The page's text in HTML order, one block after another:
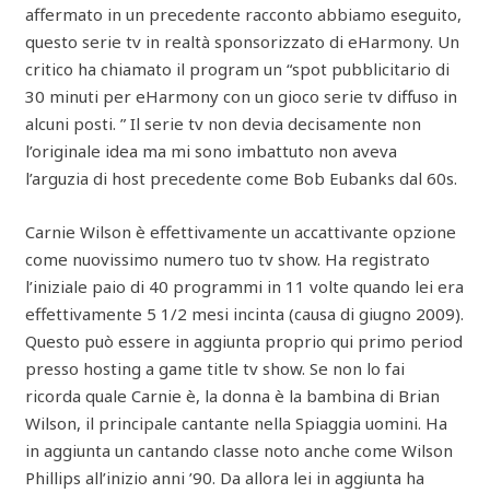
affermato in un precedente racconto abbiamo eseguito,
questo serie tv in realtà sponsorizzato di eHarmony. Un
critico ha chiamato il program un “spot pubblicitario di
30 minuti per eHarmony con un gioco serie tv diffuso in
alcuni posti. ” Il serie tv non devia decisamente non
l’originale idea ma mi sono imbattuto non aveva
l’arguzia di host precedente come Bob Eubanks dal 60s.
Carnie Wilson è effettivamente un accattivante opzione
come nuovissimo numero tuo tv show. Ha registrato
l’iniziale paio di 40 programmi in 11 volte quando lei era
effettivamente 5 1/2 mesi incinta (causa di giugno 2009).
Questo può essere in aggiunta proprio qui primo period
presso hosting a game title tv show. Se non lo fai
ricorda quale Carnie è, la donna è la bambina di Brian
Wilson, il principale cantante nella Spiaggia uomini. Ha
in aggiunta un cantando classe noto anche come Wilson
Phillips all’inizio anni ’90. Da allora lei in aggiunta ha